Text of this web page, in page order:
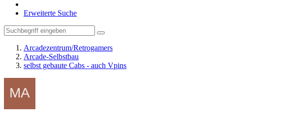
Erweiterte Suche
Arcadezentrum/Retrogamers
Arcade-Selbstbau
selbst gebaute Cabs - auch Vpins